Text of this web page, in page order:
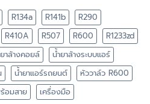
R134a R141b
R290
R410A R507 R600
R1233zd
าล้างคอยล์
น้ำยาล้างระบบแอร์
น้ำยาแอร์รถยนต์
หัววาล์ว R600
อมสาย เครื่องมือ